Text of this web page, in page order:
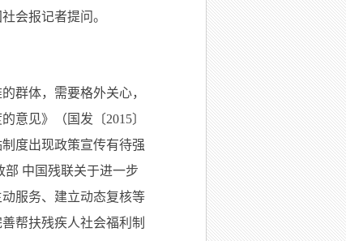
会报记者提问。
群体，需要格外关心，
意见》（国发〔2015〕
度出现政策宣传有待强
部 中国残联关于进一步
服务、建立动态复核等
帮扶残疾人社会福利制